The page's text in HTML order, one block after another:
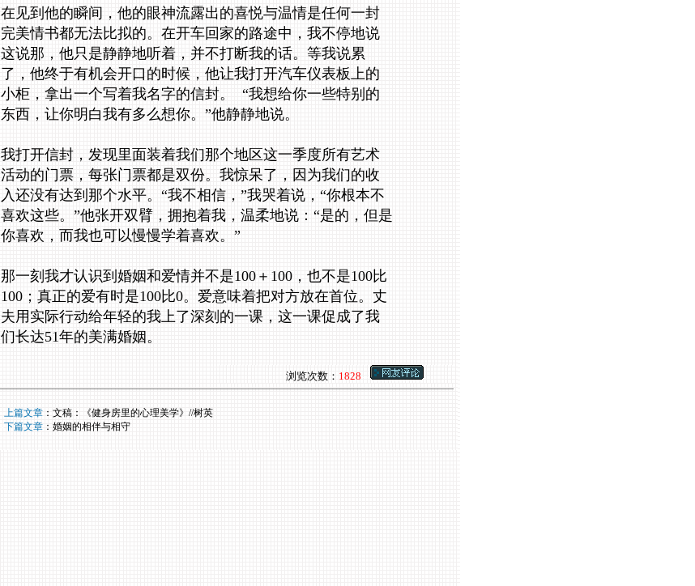
在见到他的瞬间，他的眼神流露出的喜悦与温情是任何一封
完美情书都无法比拟的。在开车回家的路途中，我不停地说
这说那，他只是静静地听着，并不打断我的话。等我说累
了，他终于有机会开口的时候，他让我打开汽车仪表板上的
小柜，拿出一个写着我名字的信封。 “我想给你一些特别的
东西，让你明白我有多么想你。”他静静地说。
我打开信封，发现里面装着我们那个地区这一季度所有艺术
活动的门票，每张门票都是双份。我惊呆了，因为我们的收
入还没有达到那个水平。“我不相信，”我哭着说，“你根本不
喜欢这些。”他张开双臂，拥抱着我，温柔地说：“是的，但是
你喜欢，而我也可以慢慢学着喜欢。”
那一刻我才认识到婚姻和爱情并不是100＋100，也不是100比
100；真正的爱有时是100比0。爱意味着把对方放在首位。丈
夫用实际行动给年轻的我上了深刻的一课，这一课促成了我
们长达51年的美满婚姻。
浏览次数： 1828
上篇文章： 文稿：《健身房里的心理美学》//树英
下篇文章： 婚姻的相伴与相守